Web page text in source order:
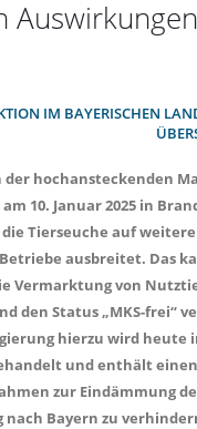
IM BAYERISCHEN
der hochansteckenden
10. Januar 2025 in
die Tierseuche auf weitere
ausbreitet. Das
Vermarktung von
den Status „MKS-frei“
hierzu wird heute
und enthält
zur Eindämmung
Bayern zu